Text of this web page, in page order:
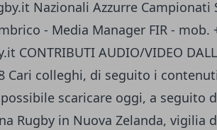
Nazionali Azzurre Campionati
- Media Manager FIR - mob.
CONTRIBUTI AUDIO/VIDEO
8 Cari colleghi, di seguito i
scaricare oggi, a seguito
Rugby in Nuova Zelanda, vigilia